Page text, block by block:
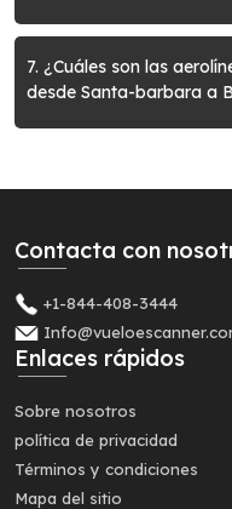
7. ¿Cuáles son las
desde Santa-barbara a
Contacta con
+1-844-408-3444
Enlaces rápidos
Sobre nosotros
política de privacidad
Términos y condiciones
Mapa del sitio